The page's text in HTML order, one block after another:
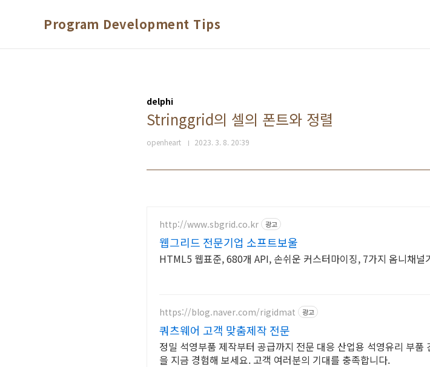
Program Development Tips
delphi
Stringgrid의 셀의 폰트와 정렬
openheart 2023. 3. 8. 20:39
http://www.sbgrid.co.kr 광고
웹그리드 전문기업 소프트보울
HTML5 웹표준, 680개 API, 손쉬운 커스터마이징, 7가지 옴니채널
https://blog.naver.com/rigidmat 광고
쿼츠웨어 고객 맞춤제작 전문
정밀 석영부품 제작부터 공급까지 전문 대응 산업용 석영유리 부
을 지금 경험해 보세요. 고객 여러분의 기대를 충족합니다.